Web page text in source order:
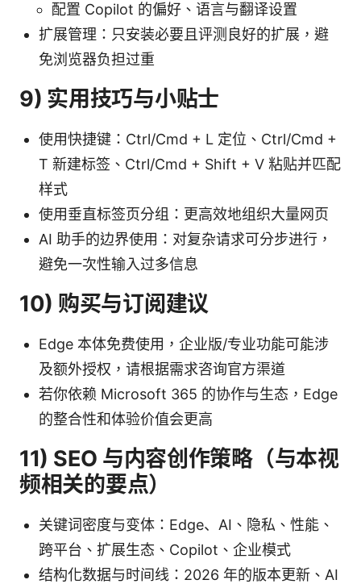
配置 Copilot 的偏好、语言与翻译设置
扩展管理：只安装必要且评测良好的扩展，避
免浏览器负担过重
9) 实用技巧与小贴士
使用快捷键：Ctrl/Cmd + L 定位、Ctrl/Cmd +
T 新建标签、Ctrl/Cmd + Shift + V 粘贴并匹配
样式
使用垂直标签页分组：更高效地组织大量网页
AI 助手的边界使用：对复杂请求可分步进行，
避免一次性输入过多信息
10) 购买与订阅建议
Edge 本体免费使用，企业版/专业功能可能涉
及额外授权，请根据需求咨询官方渠道
若你依赖 Microsoft 365 的协作与生态，Edge
的整合性和体验价值会更高
11) SEO 与内容创作策略（与本视
频相关的要点）
关键词密度与变体：Edge、AI、隐私、性能、
跨平台、扩展生态、Copilot、企业模式
结构化数据与时间线：2026 年的版本更新、AI